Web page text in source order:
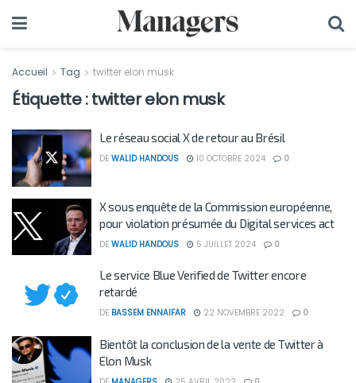
Accueil Tag twitter elon musk
Étiquette :twitter elon musk
Le réseau social X de retour au Brésil
DE WALID HANDOUS 10 OCTOBRE 2024 0
X sous enquête de la Commission européenne,
pour violation présumée du Digital services act
DE WALID HANDOUS 5 JUILLET 2024 0
Le service Blue Verified de Twitter encore
retardé
DE BASSEM ENNAIFAR 22 NOVEMBRE 2022 0
Bientôt la conclusion de la vente de Twitter à
Elon Musk